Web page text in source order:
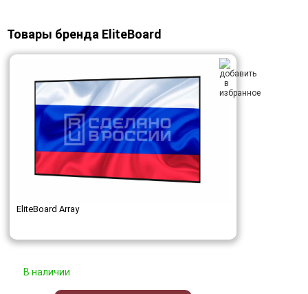
Товары бренда EliteBoard
EliteBoard Array
В наличии